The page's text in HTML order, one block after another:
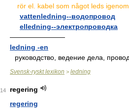
rör el. kabel som något leds igenom
vattenledning--водопровод
elledning--электропроводка
————————
ledning -en
руководство, ведение дела,
Svensk-ryskt lexikon > ledning
14
regering
regering